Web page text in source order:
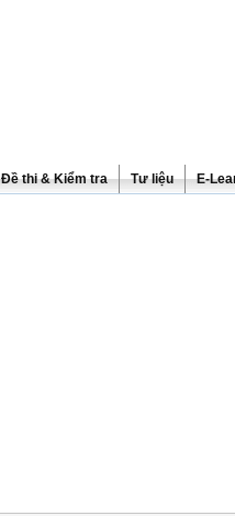
Đề thi & Kiểm tra Tư liệu E-